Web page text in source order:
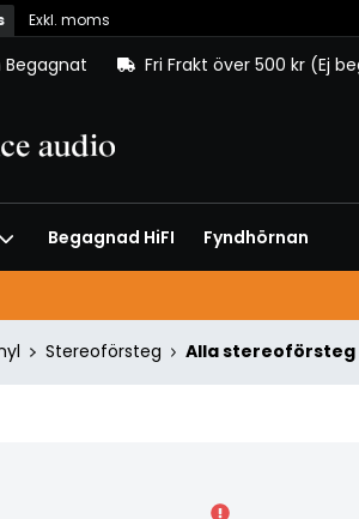
Exkl. moms
Fri Frakt över 500 kr (Ej
Begagnad HiFI Fyndhörnan
Stereoförsteg Alla stereoförsteg